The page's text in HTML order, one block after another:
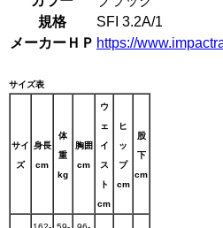
規格
SFI 3.2A/1
メーカーＨＰ https://
サイズ表
サイ
ズ
身長
cm
体
重
kg
胸囲
cm
ウ
ェ
イ
ス
ト
cm
ヒ
ッ
プ
cm
股
下
cm